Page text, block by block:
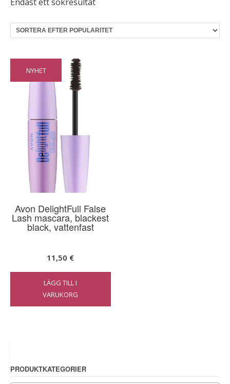
NYHET
Avon DelightFull False
Lash mascara, blackest
black, vattenfast
11,50 €
LÄGG TILL I
VARUKORG
PRODUKTKATEGORIER